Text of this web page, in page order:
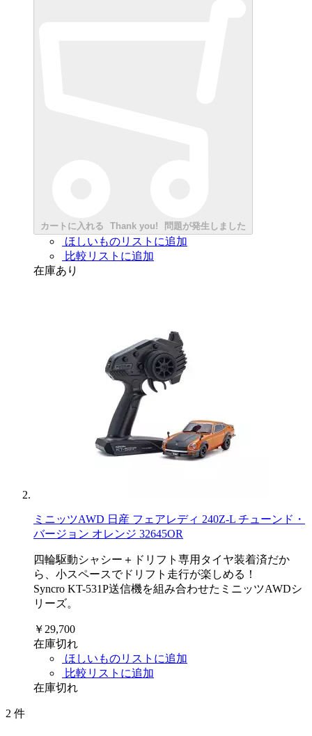
カートに入れる Thank you! 問題が発生しました
ほしいものリストに追加
比較リストに追加
在庫あり
ミニッツAWD 日産 フェアレディ 240Z-L チューンド・
バージョン オレンジ 32645OR
四輪駆動シャシー＋ドリフト専用タイヤ装着済だか
ら、小スペースでドリフト走行が楽しめる！
Syncro KT-531P送信機を組み合わせたミニッツAWDシ
リーズ。
￥29,700
在庫切れ
ほしいものリストに追加
比較リストに追加
在庫切れ
2 件